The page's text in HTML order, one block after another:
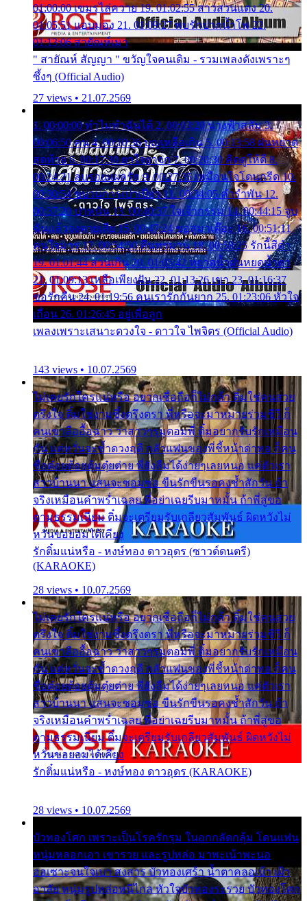
01:00:00 เขมรไล่ควาย 19. 01:02:55 สาวสวนแตง 20.
01:05:51 แอบมอง 21. 01:09:27 พบรักปากน้ำโพ 22.
01:13:06 สายัณห์เมา
" สายัณห์ สัญญา " ขวัญใจคนเดิม - รวมเพลงดังเพราะๆ
ซึ้งๆ (Official Audio)
27 views • 21.07.2569
1. 00:00:00 ทำไมทำฉันได้ 2. 00:03:20 นางฟ้าสลัม 3.
00:06:50 คน 4. 00:10:36 บุญเหลือเกิน 5. 00:13:58 ฝนหยาด
สุดท้าย 6. 00:17:30 ยาใจยาจก 7. 00:20:30 คิดดูให้ดี 8.
00:24:21 ลบรอยแผลรัก 9. 00:27:35 เหมือนใจโดนกรีด 10.
00:30:54 ขบวนการเปาเปียว 11. 00:34:05 คำรำพัน 12.
00:37:20 ปาหนัน 13. 00:40:37 ใจเจ้ากรรม 14. 00:44:15 จูบ
ฉันแล้วจงตายเสีย 15. 00:47:24 ขอสูมาเต๊อะ 16. 00:51:11
คนใจมาร 17. 00:54:50 คืนทรมาน 18. 00:58:25 รักนี้สีดำ
19. 01:01:44 ส่วนเกิน 20. 01:05:42 หยาดน้ำฝนหยดน้ำตา
21. 01:09:13 เหลือเพียงฝัน 22. 01:13:26 เขา 23. 01:16:37
ขอรักคืน 24. 01:19:56 คนเรารักกันยาก 25. 01:23:06 หัวใจ
เถื่อน 26. 01:26:45 อยู่เพื่อลูก
เพลงเพราะเสนาะดวงใจ - ดาวใจ ไพจิตร (Official Audio)
143 views • 10.07.2569
ไม่เคยรักใครแน่หรือ อยากเชื่อถือก็ไม่กล้า ติ๋มใช่คนสวย
ตรึงใจ ติ๋มใช่งามซึ้งตรึงตรา พี่หรือจะมาหมายร่วมชีวี ก็
คนเขาลืออื้อฉาว ว่าสาวๆรุมตอมพี่ ติ๋มอยากรับรักเหมือน
กัน แต่หวั่นจะช้ำดวงฤดี กลัวแฟนของพี่ชี้หน้าด่าทอ ก็คน
ชื่อต๋อยต้อยตุ้มตุ๋ยต่าย พี่ยังลืมได้ง่ายๆเลยหนอ แค่ตัวเรา
สาวบ้านนา แสนจะซอมซ่อ ขืนรักขืนรอคงช้ำสักวัน ถ้า
จริงเหมือนคำพร่ำเฉลย พี่อย่าเฉยรีบมาหมั้น ถ้าพี่สู่ขอ
ตามธรรมเนียม ติ๋มจะเตรียมรับเกลียวสัมพันธ์ ผิดหวังไม่
หวั่นขอยอมได้เคียง
รักติ๋มแน่หรือ - หงษ์ทอง ดาวอุดร (ซาวด์ดนตรี)
(KARAOKE)
28 views • 10.07.2569
ไม่เคยรักใครแน่หรือ อยากเชื่อถือก็ไม่กล้า ติ๋มใช่คนสวย
ตรึงใจ ติ๋มใช่งามซึ้งตรึงตรา พี่หรือจะมาหมายร่วมชีวี ก็
คนเขาลืออื้อฉาว ว่าสาวๆรุมตอมพี่ ติ๋มอยากรับรักเหมือน
กัน แต่หวั่นจะช้ำดวงฤดี กลัวแฟนของพี่ชี้หน้าด่าทอ ก็คน
ชื่อต๋อยต้อยตุ้มตุ๋ยต่าย พี่ยังลืมได้ง่ายๆเลยหนอ แค่ตัวเรา
สาวบ้านนา แสนจะซอมซ่อ ขืนรักขืนรอคงช้ำสักวัน ถ้า
จริงเหมือนคำพร่ำเฉลย พี่อย่าเฉยรีบมาหมั้น ถ้าพี่สู่ขอ
ตามธรรมเนียม ติ๋มจะเตรียมรับเกลียวสัมพันธ์ ผิดหวังไม่
หวั่นขอยอมได้เคียง
รักติ๋มแน่หรือ - หงษ์ทอง ดาวอุดร (KARAOKE)
28 views • 10.07.2569
บัวทองโศก เพราะเป็นโรครักรุม ในอกกลัดกลุ้ม โดนแฟน
หนุ่มหลอกเอา เขารวย และรูปหล่อ มาพะเน้าพะนอ
ออเซาะจนใจเบา สงสาร บัวทองเศร้า น้ำตาคลอเบ้า เฝ้า
อาลัย หนุ่มรูปหล่อหนีไกล หัวใจบัวทองระรวย บัวทองโศก